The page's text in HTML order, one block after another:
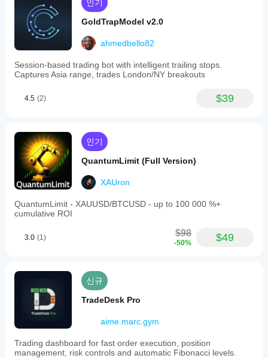
보
이
지
악
하
데
이
됩
니
다.
인기
GoldTrapModel v2.0
ahmedbello82
Session-based trading bot with intelligent trailing stops.
Captures Asia range, trades London/NY breakouts
4.5 (2) $39
인기
QuantumLimit (Full Version)
XAUron
QuantumLimit - XAUUSD/BTCUSD - up to 100 000 %+
cumulative ROI
3.0 (1) $98
-50% $49
신규
TradeDesk Pro
aime.marc.gym
Trading dashboard for fast order execution, position
management, risk controls and automatic Fibonacci levels.